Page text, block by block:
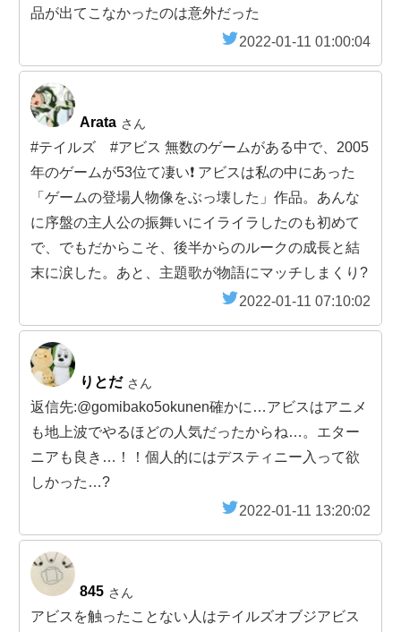
品が出てこなかったのは意外だった
2022-01-11 01:00:04
Arata さん
#テイルズ #アビス 無数のゲームがある中で、2005
年のゲームが53位て凄い❗️ アビスは私の中にあった
「ゲームの登場人物像をぶっ壊した」作品。あんな
に序盤の主人公の振舞いにイライラしたのも初めて
で、でもだからこそ、後半からのルークの成長と結
末に涙した。あと、主題歌が物語にマッチしまくり?
2022-01-11 07:10:02
りとだ さん
返信先:@gomibako5okunen確かに…アビスはアニメ
も地上波でやるほどの人気だったからね…。エター
ニアも良き…！！個人的にはデスティニー入って欲
しかった…?
2022-01-11 13:20:02
845 さん
アビスを触ったことない人はテイルズオブジアビス